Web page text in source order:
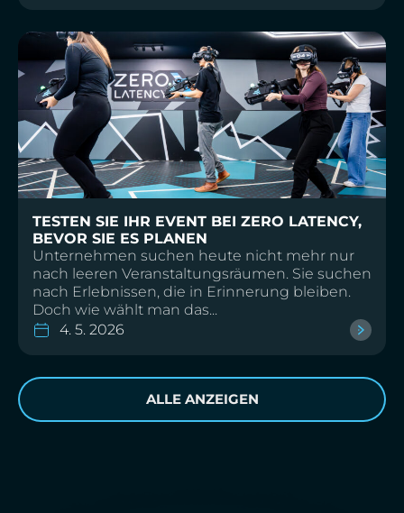
TESTEN SIE IHR EVENT BEI ZERO LATENCY,
BEVOR SIE ES PLANEN
Unternehmen suchen heute nicht mehr nur
nach leeren Veranstaltungsräumen. Sie suchen
nach Erlebnissen, die in Erinnerung bleiben.
Doch wie wählt man das...
4. 5. 2026
ALLE ANZEIGEN